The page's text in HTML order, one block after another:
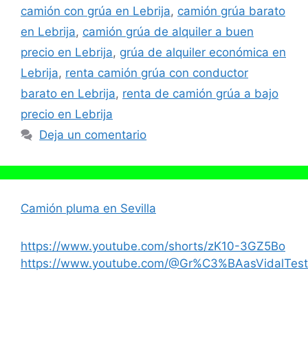
camión con grúa en Lebrija, camión grúa barato
en Lebrija, camión grúa de alquiler a buen
precio en Lebrija, grúa de alquiler económica en
Lebrija, renta camión grúa con conductor
barato en Lebrija, renta de camión grúa a bajo
precio en Lebrija
Deja un comentario
Camión pluma en Sevilla
https://www.youtube.com/shorts/zK10-3GZ5Bo
https://www.youtube.com/